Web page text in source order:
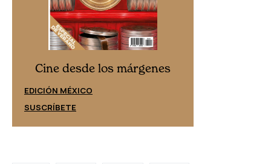
Cine desde los márgenes
EDICIÓN MÉXICO
SUSCRÍBETE